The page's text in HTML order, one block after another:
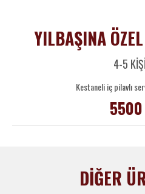
YILBAŞINA
4-5
Kestaneli iç pilavlı
DİĞER